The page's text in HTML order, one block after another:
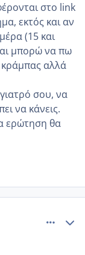
στο link
εκτός και αν
(15 και
μπορώ να πω
κράμπας αλλά
σου, να
να κάνεις.
ερώτηση θα